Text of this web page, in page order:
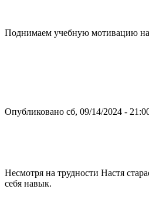
Поднимаем учебную мотивацию на
Опубликовано сб, 09/14/2024 -
Несмотря на трудности Настя
себя навык.